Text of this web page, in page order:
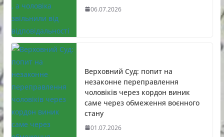
06.07.2026
Верховний Суд: попит на
незаконне переправлення
чоловіків через кордон виник
саме через обмеження воєнного
стану
01.07.2026